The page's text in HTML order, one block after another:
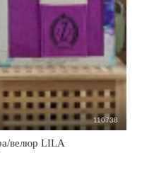
110738
велюр LILA